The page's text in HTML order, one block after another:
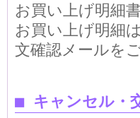
お買い上げ明細
お買い上げ明細
文確認メールを
■ キャンセル・